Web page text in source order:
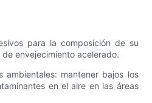
para la composición de su
envejecimiento acelerado.
ambientales: mantener bajos los
en el aire en las áreas